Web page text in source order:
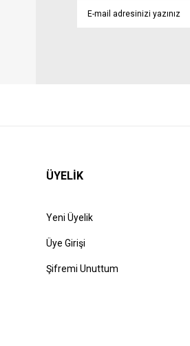
ÜYELİK
Yeni Üyelik
Üye Girişi
Şifremi Unuttum